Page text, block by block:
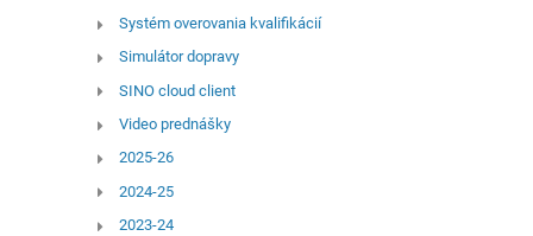
Systém overovania kvalifikácií
Simulátor dopravy
SINO cloud client
Video prednášky
2025-26
2024-25
2023-24